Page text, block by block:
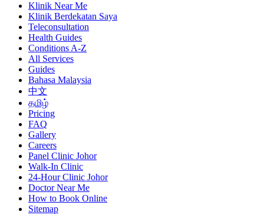
Klinik Near Me
Klinik Berdekatan Saya
Teleconsultation
Health Guides
Conditions A-Z
All Services
Guides
Bahasa Malaysia
中文
தமிழ்
Pricing
FAQ
Gallery
Careers
Panel Clinic Johor
Walk-In Clinic
24-Hour Clinic Johor
Doctor Near Me
How to Book Online
Sitemap